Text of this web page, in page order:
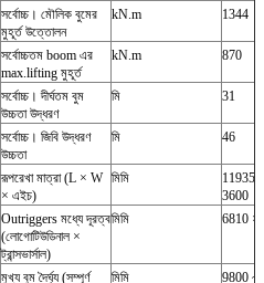
সর্বোচ্চ। মৌলিক বুমের
মুহূর্ত উত্তোলন
kN.m 1344
সর্বোচ্চতম boom এর
max.lifting মুহূর্ত
kN.m 870
সর্বোচ্চ। দীর্ঘতম বুম
উচ্চতা উদ্ধরণ
মি 31
সর্বোচ্চ। জিবি উদ্ধরণ
উচ্চতা
মি 46
রূপরেখা মাত্রা (L × W
× এইচ)
মিমি
11935
3600
Outriggers মধ্যে দূরত্ব
(লোগোটিউডিনাল ×
ট্রান্সভার্সাল)
মিমি 6810 ×
মুখ্য বুম দৈর্ঘ্য (সম্পূর্ণ
মিমি 9800 ~